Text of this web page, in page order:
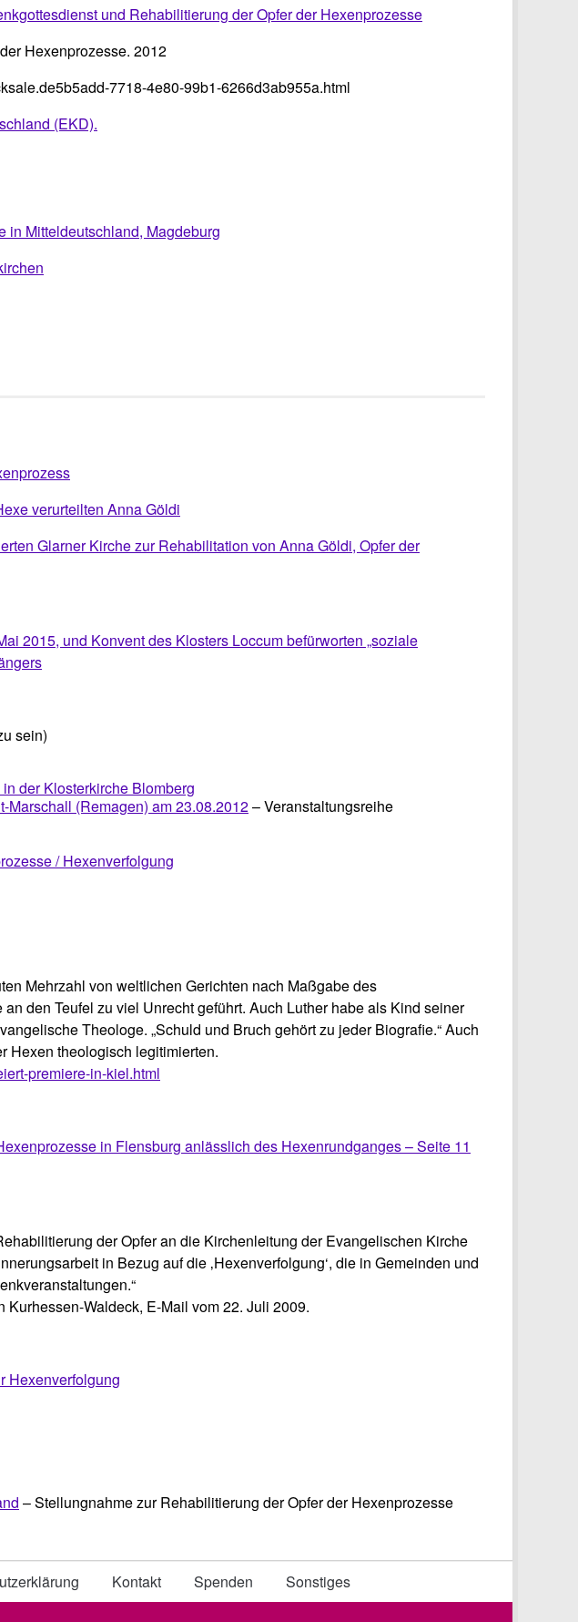
und Rehabilitierung der Opfer der Hexenprozesse
Hexenprozesse. 2012
7718-4e80-99b1-6266d3ab955a.html
(EKD).
in Mitteldeutschland, Magdeburg
verurteilten Anna Göldi
Glarner Kirche zur Rehabilitation von Anna Göldi, Opfer der
2015, und Konvent des Klosters Loccum befürworten „soziale
sein)
der Klosterkirche Blomberg
Marschall (Remagen) am 23.08.2012– Veranstaltungsreihe
/ Hexenverfolgung
Mehrzahl von weltlichen Gerichten nach Maßgabe des
den Teufel zu viel Unrecht geführt. Auch Luther habe als Kind seiner
Theologe. „Schuld und Bruch gehört zu jeder Biografie.“ Auch
Hexen theologisch legitimierten.
premiere-in-kiel.html
in Flensburg anlässlich des Hexenrundganges – Seite 11
der Opfer an die Kirchenleitung der Evangelischen Kirche
in Bezug auf die ‚Hexenverfolgung‘, die in Gemeinden und
Waldeck, E-Mail vom 22. Juli 2009.
Hexenverfolgung
– Stellungnahme zur Rehabilitierung der Opfer der Hexenprozesse
Kontakt Spenden Sonstiges